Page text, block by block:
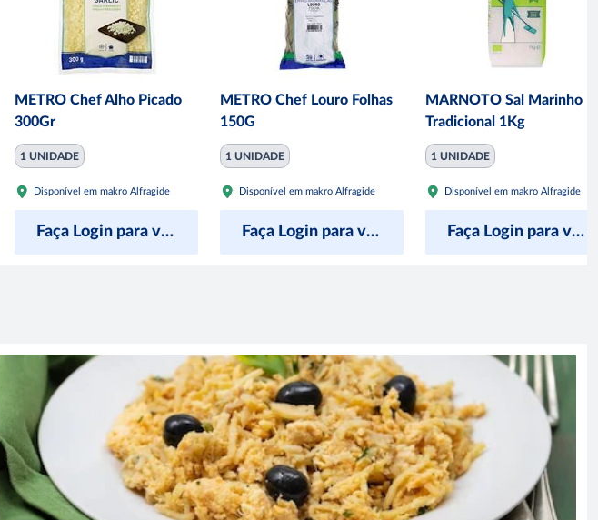
METRO Chef Alho Picado
300Gr
1 UNIDADE
Disponível em makro Alfragide
Faça Login para ver preço
METRO Chef Louro Folhas
150G
1 UNIDADE
Disponível em makro Alfragide
Faça Login para ver preço
MARNOTO Sal Marinho
Tradicional 1Kg
1 UNIDADE
Disponível em makro Alfragide
Faça Login para ver preço